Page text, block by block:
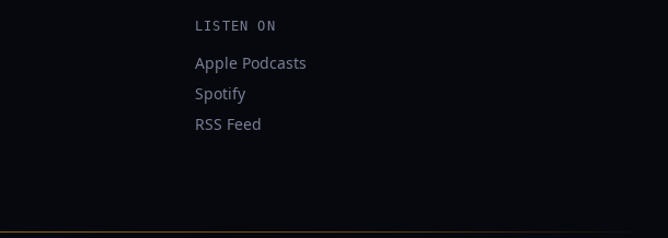
LISTEN ON
Apple Podcasts
Spotify
RSS Feed